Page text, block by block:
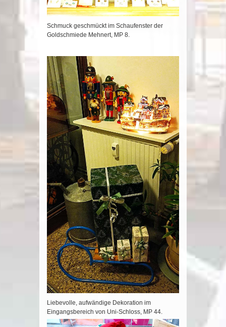
Schmuck geschmückt im Schaufenster der
Goldschmiede Mehnert, MP 8.
Liebevolle, aufwändige Dekoration im
Eingangsbereich von Uni-Schloss, MP 44.